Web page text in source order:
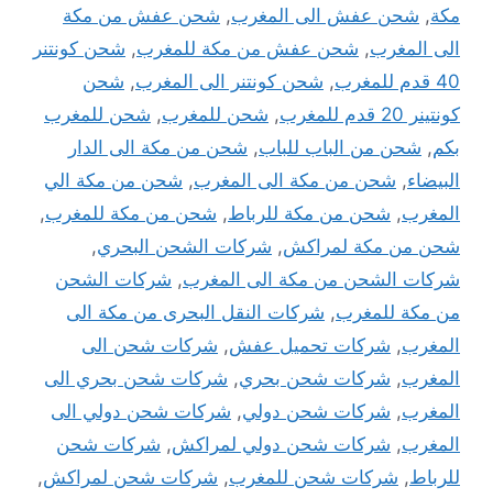
مكة, شحن عفش الى المغرب, شحن عفش من مكة
الى المغرب, شحن عفش من مكة للمغرب, شحن كونتنر
40 قدم للمغرب
, شحن كونتنر الى المغرب, شحن
كونتينر 20 قدم للمغرب
, شحن للمغرب, شحن للمغرب
بكم, شحن من الباب للباب, شحن من مكة الى الدار
البيضاء, شحن من مكة الى المغرب, شحن من مكة الي
المغرب, شحن من مكة للرباط, شحن من مكة للمغرب,
شحن من مكة لمراكش, شركات الشحن البحري,
شركات الشحن من مكة الى المغرب, شركات الشحن
من مكة للمغرب, شركات النقل البحرى من مكة الى
المغرب, شركات تحميل عفش, شركات شحن الى
المغرب, شركات شحن بحري, شركات شحن بحري الى
المغرب, شركات شحن دولي, شركات شحن دولي الى
المغرب, شركات شحن دولي لمراكش, شركات شحن
للرباط, شركات شحن للمغرب, شركات شحن لمراكش,